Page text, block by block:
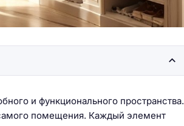
и функционального пространства.
помещения. Каждый элемент